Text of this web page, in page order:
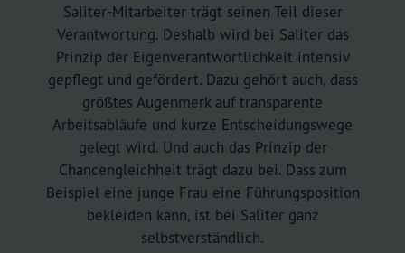
Saliter-Mitarbeiter trägt seinen Teil dieser
Verantwortung. Deshalb wird bei Saliter das
Prinzip der Eigenverantwortlichkeit intensiv
gepflegt und gefördert. Dazu gehört auch, dass
größtes Augenmerk auf transparente
Arbeitsabläufe und kurze Entscheidungswege
gelegt wird. Und auch das Prinzip der
Chancengleichheit trägt dazu bei. Dass zum
Beispiel eine junge Frau eine Führungsposition
bekleiden kann, ist bei Saliter ganz
selbstverständlich.